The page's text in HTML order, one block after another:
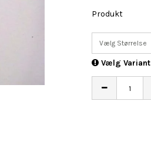
Produkt
Vælg Størrelse
Vælg Variant